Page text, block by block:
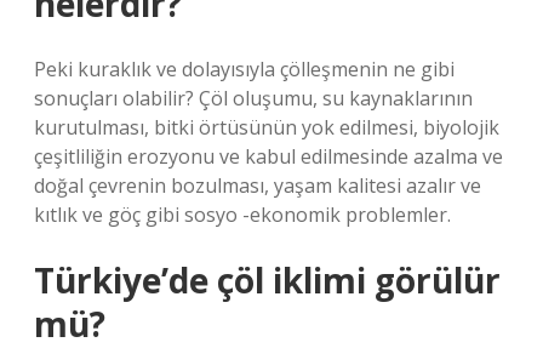
Peki kuraklık ve dolayısıyla çölleşmenin ne gibi
sonuçları olabilir? Çöl oluşumu, su kaynaklarının
kurutulması, bitki örtüsünün yok edilmesi, biyolojik
çeşitliliğin erozyonu ve kabul edilmesinde azalma ve
doğal çevrenin bozulması, yaşam kalitesi azalır ve
kıtlık ve göç gibi sosyo -ekonomik problemler.
Türkiye’de çöl iklimi görülür
mü?